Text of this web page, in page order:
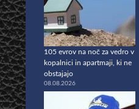
105 evrov na noč za vedro v
kopalnici in apartmaji, ki ne
obstajajo
08.08.2026